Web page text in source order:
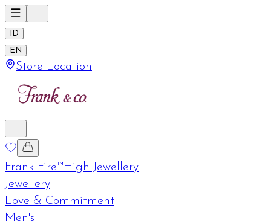
ID
EN
Store Location
Frank Fire™High Jewellery
Jewellery
Love & Commitment
Men's